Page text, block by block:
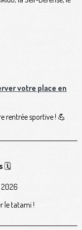
votre place en
rentrée sportive ! 💪
🗓️
2026
le tatami !